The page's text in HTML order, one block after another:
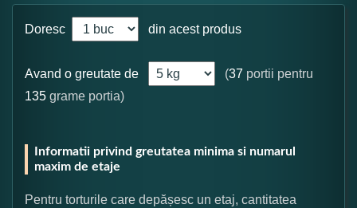
Doresc din acest produs
Avand o greutate de (37 portii pentru
135 grame portia)
Informatii privind greutatea minima si numarul
maxim de etaje
Pentru torturile care depășesc un etaj, cantitatea